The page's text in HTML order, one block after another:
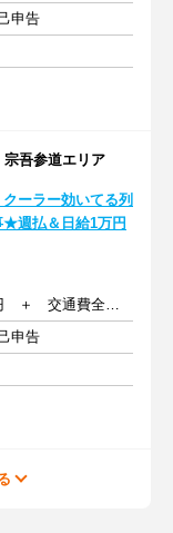
申告
吾参道エリア
ーラー効いてる列
★週払＆日給1万円
日給1万1340円～1万7571円 ＋ 交通費全額支給
申告